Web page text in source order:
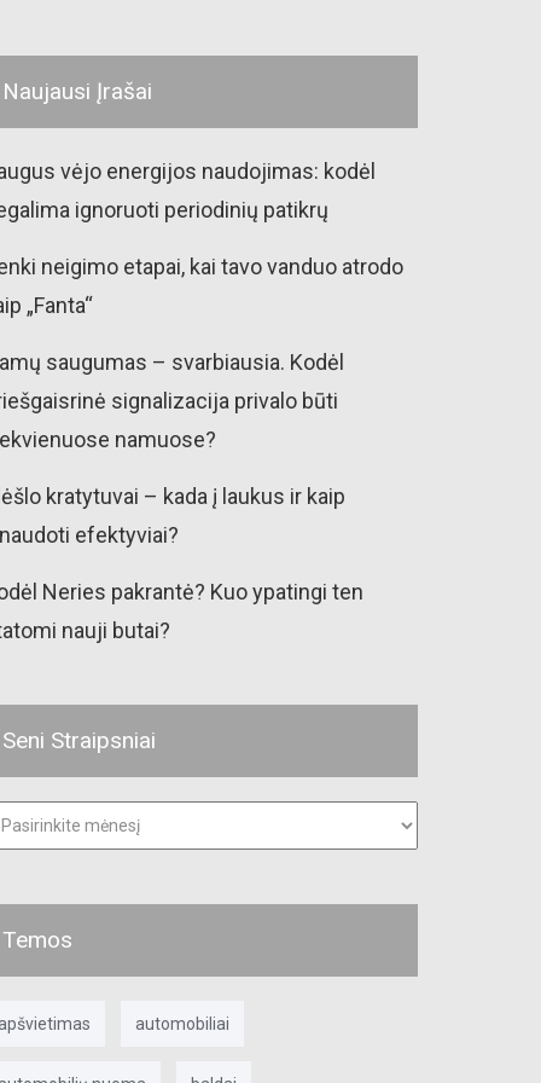
Naujausi Įrašai
vėjo energijos naudojimas: kodėl
ignoruoti periodinių patikrų
neigimo etapai, kai tavo vanduo atrodo
„Fanta“
saugumas – svarbiausia. Kodėl
signalizacija privalo būti
namuose?
kratytuvai – kada į laukus ir kaip
efektyviai?
Neries pakrantė? Kuo ypatingi ten
nauji butai?
Seni Straipsniai
Temos
automobiliai